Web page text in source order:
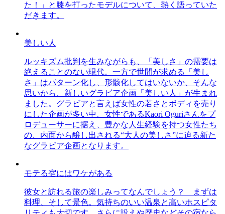
た！」と膝を打ったモデルについて、熱く語っていた
だきます。
美しい人
ルッキズム批判を生みながらも、「美しさ」の需要は
絶えることのない現代。一方で世間が求める「美し
さ」はパターン化し、形骸化してはいないか、そんな
思いから、新しいグラビア企画「美しい人」が生まれ
ました。グラビアと言えば女性の若さとボディを売り
にした企画が多い中、女性であるKaori Oguriさんをプ
ロデューサーに据え、豊かな人生経験を持つ女性たち
の、内面から醸し出される“大人の美しさ”に迫る新た
なグラビア企画となります。
モテる宿にはワケがある
彼女と訪れる旅の楽しみってなんでしょう？ まずは
料理、そして景色。気持ちのいい温泉と高いホスピタ